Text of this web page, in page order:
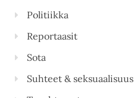
Politiikka
Reportaasit
Sota
Suhteet & seksuaalisuus